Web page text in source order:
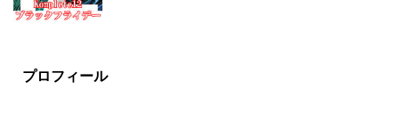
プロフィール